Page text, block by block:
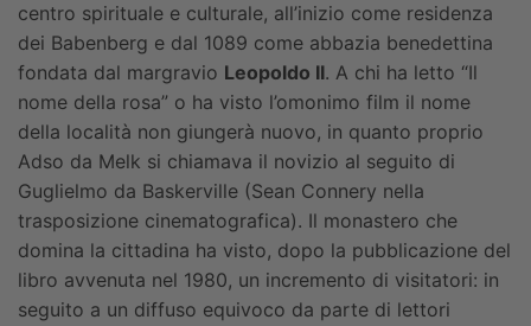
centro spirituale e culturale, all’inizio come residenza
dei Babenberg e dal 1089 come abbazia benedettina
fondata dal margravio Leopoldo II. A chi ha letto “Il
nome della rosa” o ha visto l’omonimo film il nome
della località non giungerà nuovo, in quanto proprio
Adso da Melk si chiamava il novizio al seguito di
Guglielmo da Baskerville (Sean Connery nella
trasposizione cinematografica). Il monastero che
domina la cittadina ha visto, dopo la pubblicazione del
libro avvenuta nel 1980, un incremento di visitatori: in
seguito a un diffuso equivoco da parte di lettori